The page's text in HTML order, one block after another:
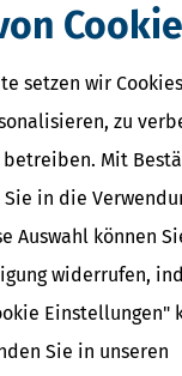
setzen wir
zu
Mit
in die
Auswahl können
widerrufen,
Einstellungen"
Sie in unseren